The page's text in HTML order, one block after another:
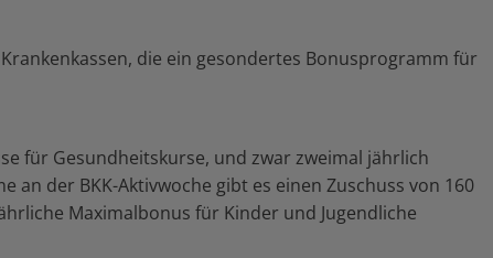
die ein gesondertes Bonusprogramm für
für Gesundheitskurse, und zwar zweimal jährlich
an der BKK-Aktivwoche gibt es einen Zuschuss von 160
Maximalbonus für Kinder und Jugendliche